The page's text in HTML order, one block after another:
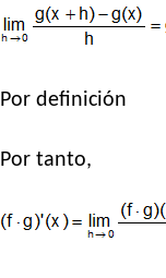
Por definición
Por tanto,